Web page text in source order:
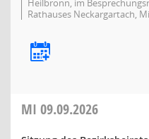
Heilbronn, im
Rathauses Neckargartach,
MI 09.09.2026